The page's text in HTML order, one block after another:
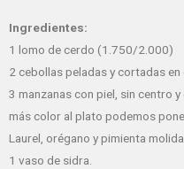
Ingredientes:
1 lomo de cerdo (1.750/2.000)
2 cebollas peladas y cortadas en
3 manzanas con piel, sin centro
más color al plato podemos
Laurel, orégano y pimienta molida.
1 vaso de sidra.